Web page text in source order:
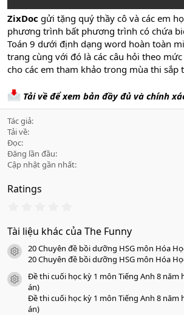
ZixDoc gửi tặng quý thầy cô và các em
phương trình bất phương trình có chứa
Toán 9 dưới định dạng word hoàn toàn
trang cùng với đó là các câu hỏi theo
cho các em tham khảo trong mùa thi sắp
Tải về để xem bản đầy đủ và chính
Tác giả
Tải về
Đọc
Đăng lần đầu
Cập nhật gần nhất
Ratings
0
0
s
a
o
Tài liệu khác của The Funny
icon tài liệu
20 Chuyên đề bồi dưỡng HSG môn Hóa
20 Chuyên đề bồi dưỡng HSG môn Hóa
icon tài liệu
Đề thi cuối học kỳ 1 môn Tiếng Anh 8 năm
án)
Đề thi cuối học kỳ 1 môn Tiếng Anh 8 năm
án)